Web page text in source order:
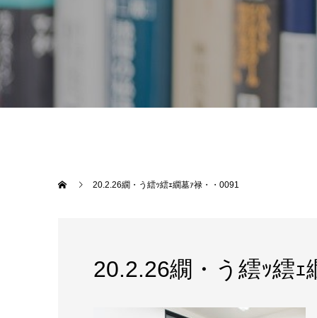
20.2.26繝・う繧ｯ繧ｪ繝墓ｧ禄・・0091
20.2.26繝・う繧ｯ繧ｪ